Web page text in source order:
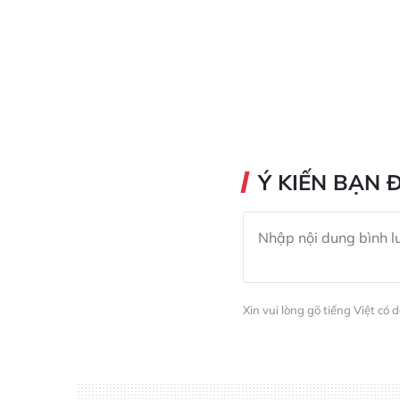
Ý KIẾN BẠN
Xin vui lòng gõ tiếng Việt có